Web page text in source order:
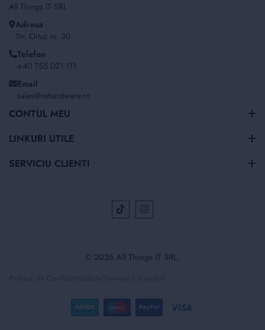
All Things IT SRL
Adresa
Str. Oituz nr. 30
Telefon
+40 755 021 111
Email
sales@rehardware.ro
CONTUL MEU
LINKURI UTILE
SERVICIU CLIENTI
© 2026 All Things IT SRL.